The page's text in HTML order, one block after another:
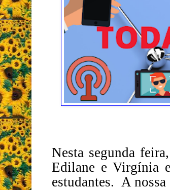
Nesta segunda
Edilane e Virgínia
estudantes. A